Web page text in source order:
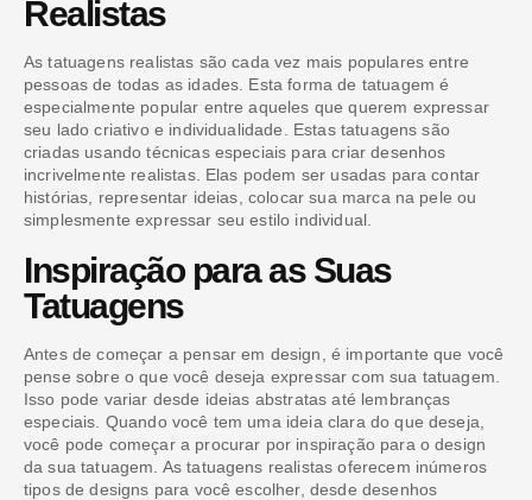
Realistas
As tatuagens realistas são cada vez mais populares entre
pessoas de todas as idades. Esta forma de tatuagem é
especialmente popular entre aqueles que querem expressar
seu lado criativo e individualidade. Estas tatuagens são
criadas usando técnicas especiais para criar desenhos
incrivelmente realistas. Elas podem ser usadas para contar
histórias, representar ideias, colocar sua marca na pele ou
simplesmente expressar seu estilo individual.
Inspiração para as Suas
Tatuagens
Antes de começar a pensar em design, é importante que você
pense sobre o que você deseja expressar com sua tatuagem.
Isso pode variar desde ideias abstratas até lembranças
especiais. Quando você tem uma ideia clara do que deseja,
você pode começar a procurar por inspiração para o design
da sua tatuagem. As tatuagens realistas oferecem inúmeros
tipos de designs para você escolher, desde desenhos